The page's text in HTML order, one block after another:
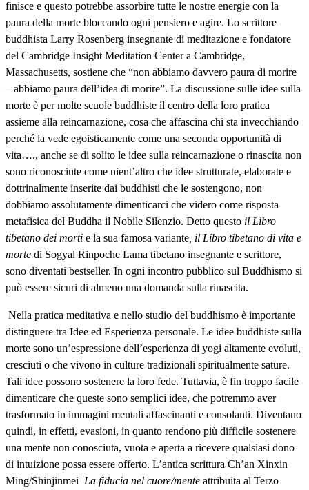
finisce e questo potrebbe assorbire tutte le nostre energie con la
paura della morte bloccando ogni pensiero e agire. Lo scrittore
buddhista Larry Rosenberg insegnante di meditazione e fondatore
del Cambridge Insight Meditation Center a Cambridge,
Massachusetts, sostiene che “non abbiamo davvero paura di morire
– abbiamo paura dell’idea di morire”. La discussione sulle idee sulla
morte è per molte scuole buddhiste il centro della loro pratica
assieme alla reincarnazione, cosa che affascina chi sta invecchiando
perché la vede egoisticamente come una seconda opportunità di
vita…., anche se di solito le idee sulla reincarnazione o rinascita non
sono riconosciute come nient’altro che idee strutturate, elaborate e
dottrinalmente inserite dai buddhisti che le sostengono, non
dobbiamo assolutamente dimenticarci che videro come risposta
metafisica del Buddha il Nobile Silenzio. Detto questo il Libro
tibetano dei morti e la sua famosa variante , il Libro tibetano di vita e
morte di Sogyal Rinpoche Lama tibetano insegnante e scrittore,
sono diventati bestseller. In ogni incontro pubblico sul Buddhismo si
può essere sicuri di almeno una domanda sulla rinascita.
Nella pratica meditativa e nello studio del buddhismo è importante
distinguere tra Idee ed Esperienza personale. Le idee buddhiste sulla
morte sono un’espressione dell’esperienza di yogi altamente evoluti,
cresciuti o che vivono in culture tradizionali spiritualmente sature.
Tali idee possono sostenere la loro fede. Tuttavia, è fin troppo facile
dimenticare che queste sono semplici idee, che potremmo aver
trasformato in immagini mentali affascinanti e consolanti. Diventano
quindi, in effetti, evasioni, in quanto rendono più difficile sostenere
una mente non conosciuta, vuota e aperta a ricevere qualsiasi dono
di intuizione possa essere offerto. L’antica scrittura Ch’an Xinxin
Ming/Shinjinmei La fiducia nel cuore/mente attribuita al Terzo